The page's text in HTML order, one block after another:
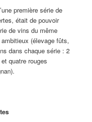
première série de
était de pouvoir
de vins du même
(élevage fûts,
dans chaque série : 2
quatre rouges